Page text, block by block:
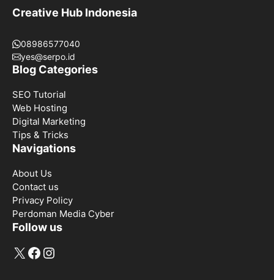
Creative Hub Indonesia
08986577040
yes@serpo.id
Blog Categories
SEO Tutorial
Web Hosting
Digital Marketing
Tips & Tricks
Navigations
About Us
Contact us
Privacy Policy
Perdoman Media Cyber
Follow us
X Facebook
Instagram